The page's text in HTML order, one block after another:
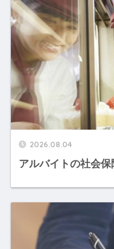
2026.08.04
アルバイトの社会